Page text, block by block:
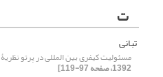
ت
تبانی
مسئولیت کیفری بین المللی در پرتو
1392، صفحه 97-119]